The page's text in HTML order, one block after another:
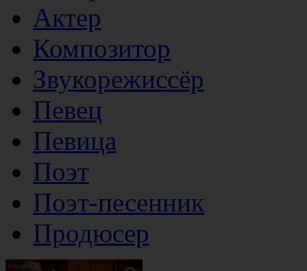
Актер
Композитор
Звукорежиссёр
Певец
Певица
Поэт
Поэт-песенник
Продюсер